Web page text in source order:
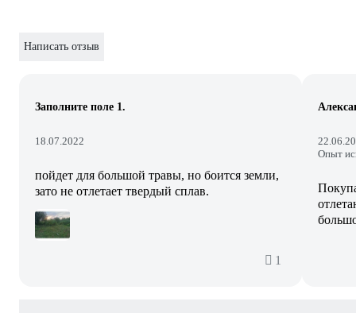
Написать отзыв
Заполните поле 1.
18.07.2022
пойдет для большой травы, но боится земли,
зато не отлетает твердый сплав.
1
Опыт